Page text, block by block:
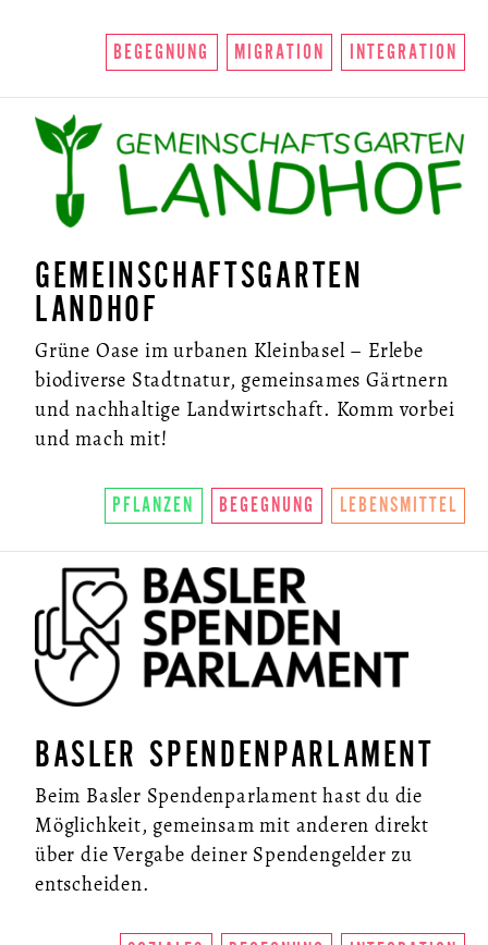
BEGEGNUNG MIGRATION INTEGRATION
GEMEINSCHAFTSGARTEN
LANDHOF
Grüne Oase im urbanen Kleinbasel – Erlebe
biodiverse Stadtnatur, gemeinsames Gärtnern
und nachhaltige Landwirtschaft. Komm vorbei
und mach mit!
PFLANZEN BEGEGNUNG LEBENSMITTEL
BASLER SPENDENPARLAMENT
Beim Basler Spendenparlament hast du die
Möglichkeit, gemeinsam mit anderen direkt
über die Vergabe deiner Spendengelder zu
entscheiden.